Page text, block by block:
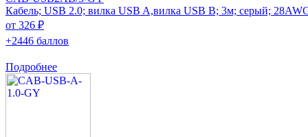
Кабель; USB 2.0; вилка USB A,вилка USB B; 3м; серый;
от 326 ₽
+2446 баллов
Подробнее